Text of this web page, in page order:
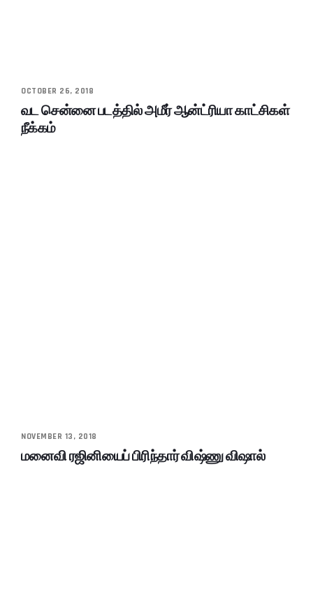
OCTOBER 26, 2018
வட சென்னை படத்தில் அமீர் ஆன்ட்ரியா காட்சிகள்
நீக்கம்
NOVEMBER 13, 2018
மனைவி ரஜினியைப் பிரிந்தார் விஷ்ணு விஷால்